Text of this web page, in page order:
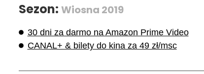
Sezon: Wiosna 2019
30 dni za darmo na Amazon Prime Video
CANAL+ & bilety do kina za 49 zł/msc